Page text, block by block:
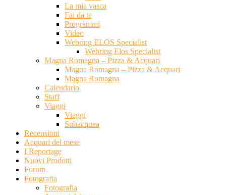
La mia vasca
Fai da te
Programmi
Video
Webring ELOS Specialist
Webring Elos Specialist
Magna Romagna – Pizza & Acquari
Magna Romagna – Pizza & Acquari
Magna Romagna
Calendario
Staff
Viaggi
Viaggi
Subacquea
Recensioni
Acquari del mese
I Reportage
Nuovi Prodotti
Forum
Fotografia
Fotografia